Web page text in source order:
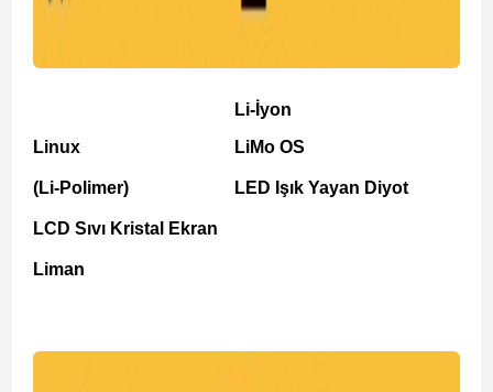
Linux
(Li-Polimer)
LCD Sıvı Kristal Ekran
Liman
Li-İyon
LiMo OS
LED Işık Yayan Diyot